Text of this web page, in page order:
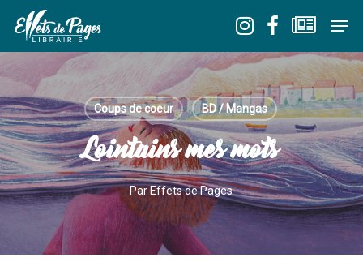
main
content
Coups de coeur BD / Mangas
Lointains mes mots
ParEffets de Pages
Close
Menu